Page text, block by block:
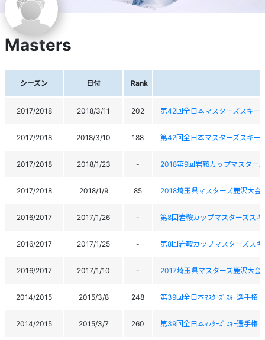
Masters
シーズン 日付 Rank
2017/2018 2018/3/11 202 第42回全日本マスターズスキー
2017/2018 2018/3/10 188 第42回全日本マスターズスキー
2017/2018 2018/1/23 - 2018第9回岩鞍カップマスター
2017/2018 2018/1/9 85 2018埼玉県マスターズ鹿沢大会
2016/2017 2017/1/26 - 第8回岩鞍カップマスターズス
2016/2017 2017/1/25 - 第8回岩鞍カップマスターズス
2016/2017 2017/1/10 - 2017埼玉県マスターズ鹿沢大会
2014/2015 2015/3/8 248 第39回全日本ﾏｽﾀｰｽﾞｽｷｰ選手権
2014/2015 2015/3/7 260 第39回全日本ﾏｽﾀｰｽﾞｽｷｰ選手権